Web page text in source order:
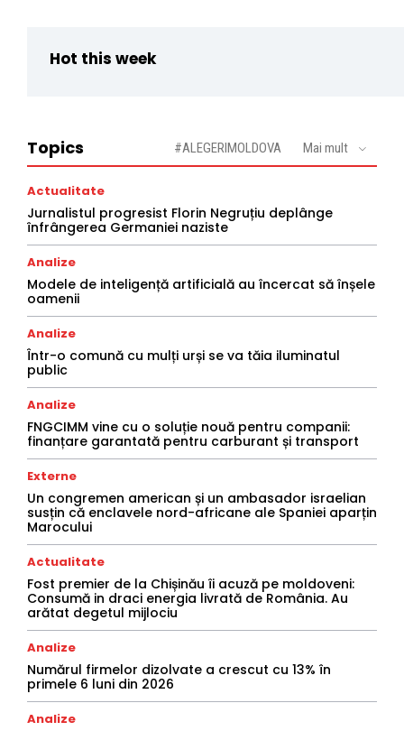
Hot this week
Topics #ALEGERIMOLDOVA Mai mult
Actualitate
Jurnalistul progresist Florin Negruțiu deplânge
înfrângerea Germaniei naziste
Analize
Modele de inteligență artificială au încercat să înșele
oamenii
Analize
Într-o comună cu mulți urși se va tăia iluminatul
public
Analize
FNGCIMM vine cu o soluție nouă pentru companii:
finanțare garantată pentru carburant și transport
Externe
Un congremen american și un ambasador israelian
susțin că enclavele nord-africane ale Spaniei aparțin
Marocului
Actualitate
Fost premier de la Chișinău îi acuză pe moldoveni:
Consumă in draci energia livrată de România. Au
arătat degetul mijlociu
Analize
Numărul firmelor dizolvate a crescut cu 13% în
primele 6 luni din 2026
Analize